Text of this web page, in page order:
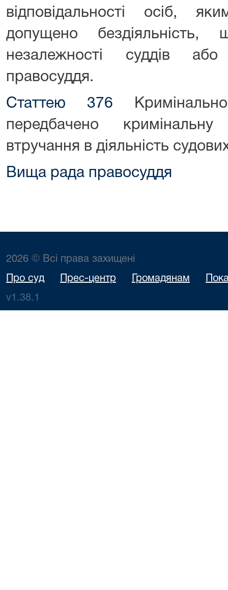
відповідальності осіб,
допущено бездіяльність,
незалежності суддів
правосуддя.
Статтею 376
передбачено кримінальну
втручання в діяльність
Вища рада правосуддя
2026 © Всі права захищені
Про суд Прес-центр Громадянам
v1.38.1